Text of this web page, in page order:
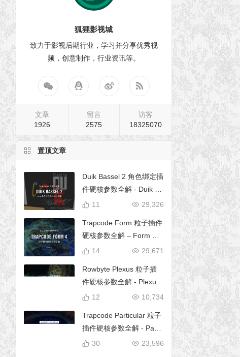
狐狸影视城
致力于影视后期行业，学习并分享优秀视
频，创意制作，行业资讯等。
文章
1926
留言
2575
访客
18325070
置顶文章
Duik Bassel 2 角色绑定插
件硬核参数全解 - Duik 16
完全使用手册
29,326
11
Trapcode Form 粒子插件
硬核参数全解 – Form 完
全使用手册
29,671
14
Rowbyte Plexus 粒子插
件硬核参数全解 - Plexus
完全使用手册
10,734
12
Trapcode Particular 粒子
插件硬核参数全解 - Parti
cular 5 完全使用手册23,596
30